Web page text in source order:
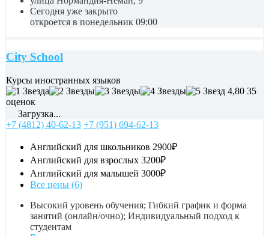
Сегодня уже закрыто
откроется в понедельник 09:00
City School
Курсы иностранных языков
4,80 35
оценок
Загрузка...
+7 (4812) 40-62-13 +7 (951) 694-62-13
Английский для школьников 2900₽
Английский для взрослых 3200₽
Английский для малышей 3000₽
Все цены (6)
Высокий уровень обучения; Гибкий график и форма
занятий (онлайн/очно); Индивидуальный подход к
студентам